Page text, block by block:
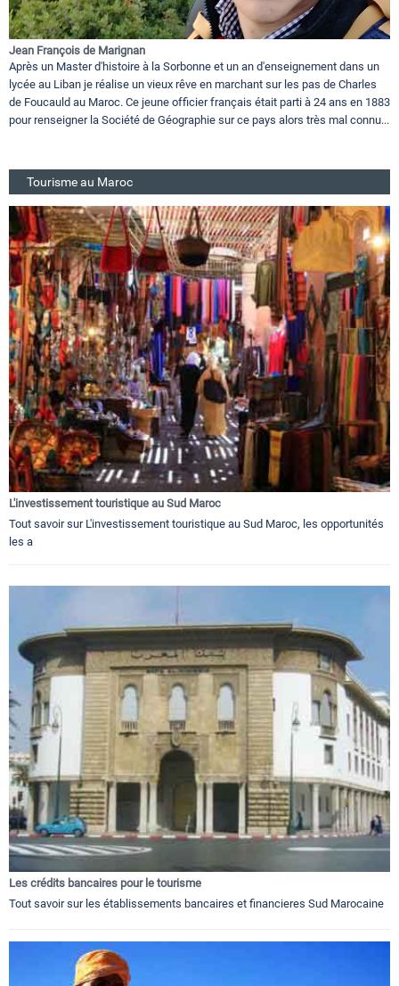
Jean François de Marignan
Après un Master d'histoire à la Sorbonne et un an d'enseignement dans un
lycée au Liban je réalise un vieux rêve en marchant sur les pas de Charles
de Foucauld au Maroc. Ce jeune officier français était parti à 24 ans en 1883
pour renseigner la Société de Géographie sur ce pays alors très mal connu...
Tourisme au Maroc
L'investissement touristique au Sud Maroc
Tout savoir sur L'investissement touristique au Sud Maroc, les opportunités
les a
Les crédits bancaires pour le tourisme
Tout savoir sur les établissements bancaires et financieres Sud Marocaine